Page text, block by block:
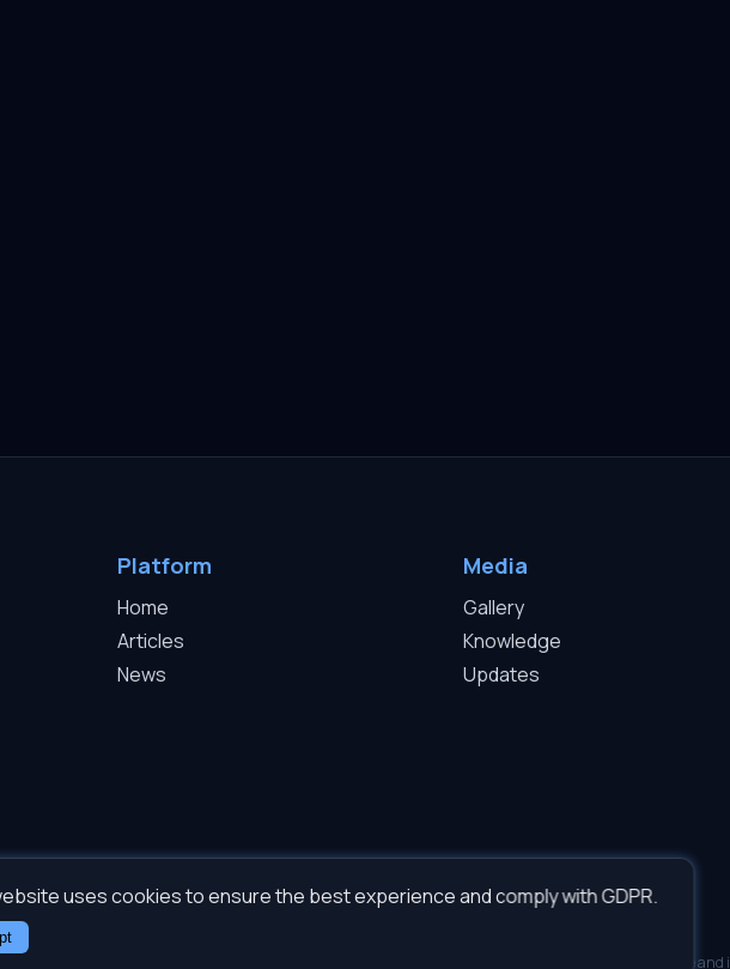
uses cookies to ensure the best experience and comply with GDPR.
Platform
Home
Articles
News
Media
Gallery
Knowledge
Updates
2009-2026 Roman Gromov. All software copyrights belong to Roman Gromov inseparably. Inseparable